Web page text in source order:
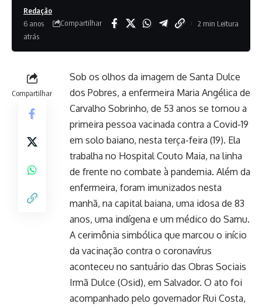
Redação
6 anos
atrás
Compartilhar 2 min Leitura
Compartilhar
Sob os olhos da imagem de Santa Dulce
dos Pobres, a enfermeira Maria Angélica de
Carvalho Sobrinho, de 53 anos se tornou a
primeira pessoa vacinada contra a Covid-19
em solo baiano, nesta terça-feira (19). Ela
trabalha no Hospital Couto Maia, na linha
de frente no combate à pandemia. Além da
enfermeira, foram imunizados nesta
manhã, na capital baiana, uma idosa de 83
anos, uma indígena e um médico do Samu.
A cerimônia simbólica que marcou o início
da vacinação contra o coronavírus
aconteceu no santuário das Obras Sociais
Irmã Dulce (Osid), em Salvador. O ato foi
acompanhado pelo governador Rui Costa,